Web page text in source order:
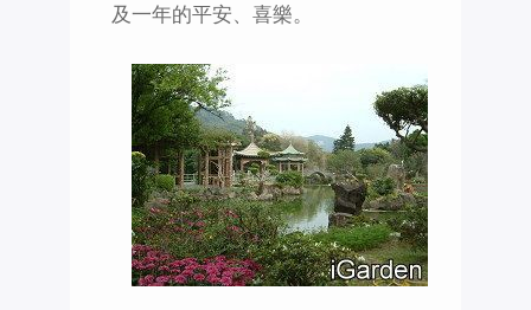
及一年的平安、喜樂。